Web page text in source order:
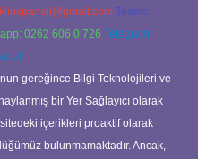
Teams:
0262 606 0 726 Telegram:
gereğince Bilgi Teknolojileri ve
bir Yer Sağlayıcı olarak
içerikleri proaktif olarak
bulunmamaktadır. Ancak,